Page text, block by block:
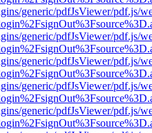
generic/pdfJsViewer/pdf.js/
generic/pdfJsViewer/pdf.js/
generic/pdfJsViewer/pdf.js/
generic/pdfJsViewer/pdf.js/
generic/pdfJsViewer/pdf.js/